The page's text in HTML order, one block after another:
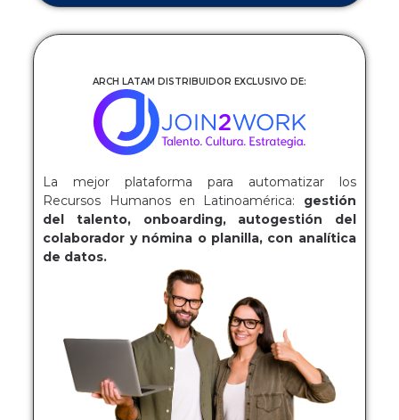
ARCH LATAM DISTRIBUIDOR EXCLUSIVO DE:
La mejor plataforma para automatizar los
Recursos Humanos en Latinoamérica: gestión
del talento, onboarding, autogestión del
colaborador y nómina o planilla, con analítica
de datos.